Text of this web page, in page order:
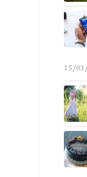
15/03/